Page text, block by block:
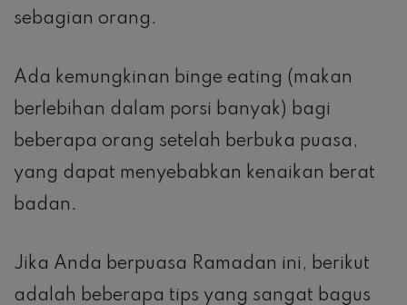
sebagian orang.
Ada kemungkinan binge eating (makan
berlebihan dalam porsi banyak) bagi
beberapa orang setelah berbuka puasa,
yang dapat menyebabkan kenaikan berat
badan.
Jika Anda berpuasa Ramadan ini, berikut
adalah beberapa tips yang sangat bagus